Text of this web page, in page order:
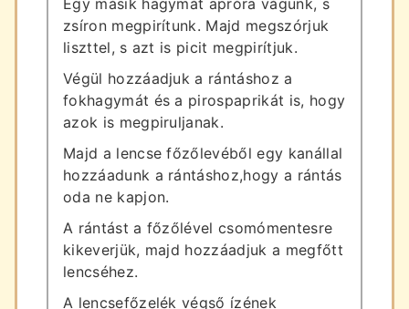
zsíron megpirítunk. Majd megszórjuk
liszttel, s azt is picit megpirítjuk.
Végül hozzáadjuk a rántáshoz a
fokhagymát és a pirospaprikát is, hogy
azok is megpiruljanak.
Majd a lencse főzőlevéből egy kanállal
hozzáadunk a rántáshoz,hogy a rántás
oda ne kapjon.
A rántást a főzőlével csomómentesre
kikeverjük, majd hozzáadjuk a megfőtt
lencséhez.
A lencsefőzelék végső ízének